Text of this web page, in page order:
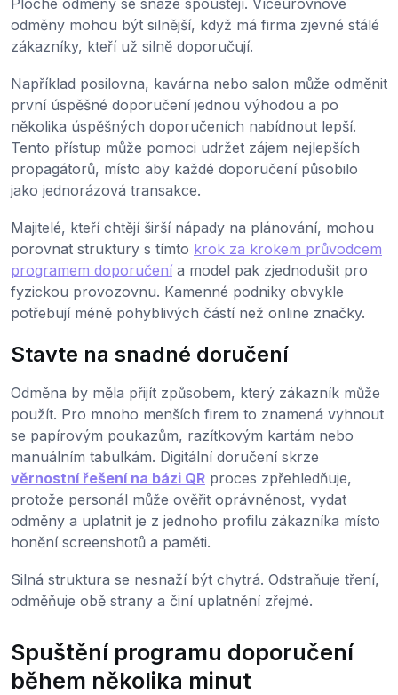
odměny mohou být silnější, když má firma zjevné stálé
zákazníky, kteří už silně doporučují.
Například posilovna, kavárna nebo salon může odměnit
první úspěšné doporučení jednou výhodou a po
několika úspěšných doporučeních nabídnout lepší.
Tento přístup může pomoci udržet zájem nejlepších
propagátorů, místo aby každé doporučení působilo
jako jednorázová transakce.
Majitelé, kteří chtějí širší nápady na plánování, mohou
porovnat struktury s tímto krok za krokem průvodcem
programem doporučení a model pak zjednodušit pro
fyzickou provozovnu. Kamenné podniky obvykle
potřebují méně pohyblivých částí než online značky.
Stavte na snadné doručení
Odměna by měla přijít způsobem, který zákazník může
použít. Pro mnoho menších firem to znamená vyhnout
se papírovým poukazům, razítkovým kartám nebo
manuálním tabulkám. Digitální doručení skrze
věrnostní řešení na bázi QR proces zpřehledňuje,
protože personál může ověřit oprávněnost, vydat
odměny a uplatnit je z jednoho profilu zákazníka místo
honění screenshotů a paměti.
Silná struktura se nesnaží být chytrá. Odstraňuje tření,
odměňuje obě strany a činí uplatnění zřejmé.
Spuštění programu doporučení
během několika minut